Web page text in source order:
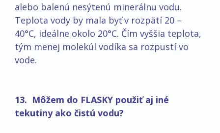
alebo balenú nesýtenú minerálnu vodu.
Teplota vody by mala byť v rozpätí 20 –
40°C, ideálne okolo 20°C. Čím vyššia teplota,
tým menej molekúl vodíka sa rozpustí vo
vode.
13. Môžem do FLASKY použiť aj iné
tekutiny ako čistú vodu?